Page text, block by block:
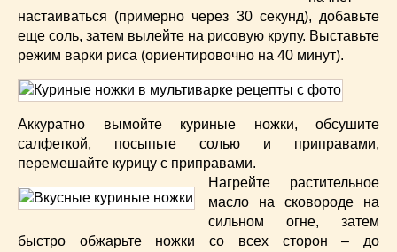
настаиваться (примерно через 30 секунд), добавьте
еще соль, затем вылейте на рисовую крупу. Выставьте
режим варки риса (ориентировочно на 40 минут).
Аккуратно вымойте куриные ножки, обсушите
салфеткой, посыпьте солью и приправами,
перемешайте курицу с приправами.
Нагрейте растительное
масло на сковороде на
сильном огне, затем
быстро обжарьте ножки со всех сторон – до